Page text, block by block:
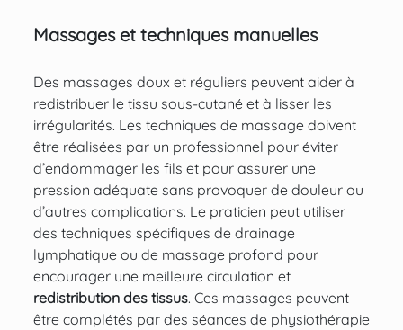
Massages et techniques manuelles
Des massages doux et réguliers peuvent aider à
redistribuer le tissu sous-cutané et à lisser les
irrégularités. Les techniques de massage doivent
être réalisées par un professionnel pour éviter
d’endommager les fils et pour assurer une
pression adéquate sans provoquer de douleur ou
d’autres complications. Le praticien peut utiliser
des techniques spécifiques de drainage
lymphatique ou de massage profond pour
encourager une meilleure circulation et
redistribution des tissus. Ces massages peuvent
être complétés par des séances de physiothérapie